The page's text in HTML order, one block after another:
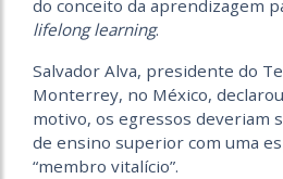
do conceito da aprendizagem
lifelong learning.
Salvador Alva, presidente do
Monterrey, no México,
motivo, os egressos deveriam
de ensino superior com uma
“membro vitalício”.